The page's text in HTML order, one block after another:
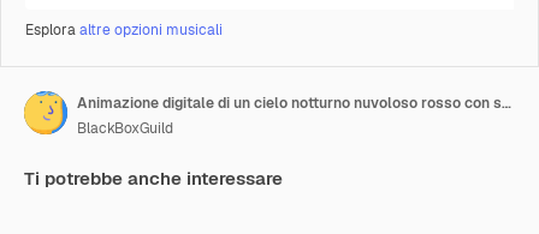
Esploraaltre opzioni musicali
Animazione digitale di un cielo notturno nuvoloso rosso con stelle scintillanti
BlackBoxGuild
Ti potrebbe anche interessare